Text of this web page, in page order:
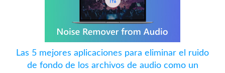
Las 5 mejores aplicaciones para eliminar el ruido
de fondo de los archivos de audio como un